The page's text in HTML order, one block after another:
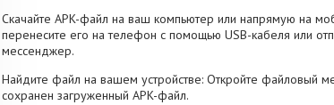
Скачайте APK-файл на ваш компьютер или напрямую на
перенесите его на телефон с помощью USB-кабеля или
мессенджер.
Найдите файл на вашем устройстве: Откройте файловый
сохранен загруженный APK-файл.